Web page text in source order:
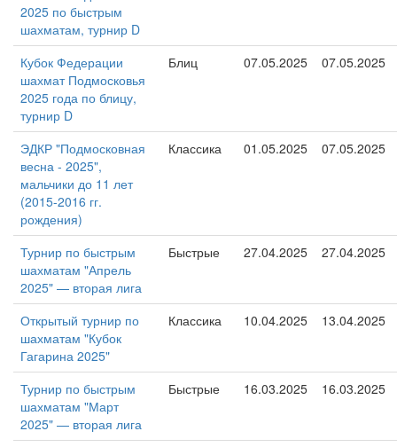
2025 по быстрым
шахматам, турнир D
Кубок Федерации
шахмат Подмосковья
2025 года по блицу,
турнир D
Блиц 07.05.2025 07.05.2025
ЭДКР "Подмосковная
весна - 2025",
мальчики до 11 лет
(2015-2016 гг.
рождения)
Классика 01.05.2025 07.05.2025
Турнир по быстрым
шахматам "Апрель
2025" — вторая лига
Быстрые 27.04.2025 27.04.2025
Открытый турнир по
шахматам "Кубок
Гагарина 2025"
Классика 10.04.2025 13.04.2025
Турнир по быстрым
шахматам "Март
2025" — вторая лига
Быстрые 16.03.2025 16.03.2025